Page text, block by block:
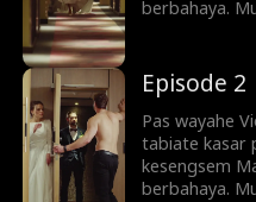
berbahaya.
mbebasno. Akhire
kecelakaan
tibae wis
Opo Viola
hatine lan
mesti mbale'
Episode 2
Pas wayahe
tabiate kasar
kesengsem
berbahaya.